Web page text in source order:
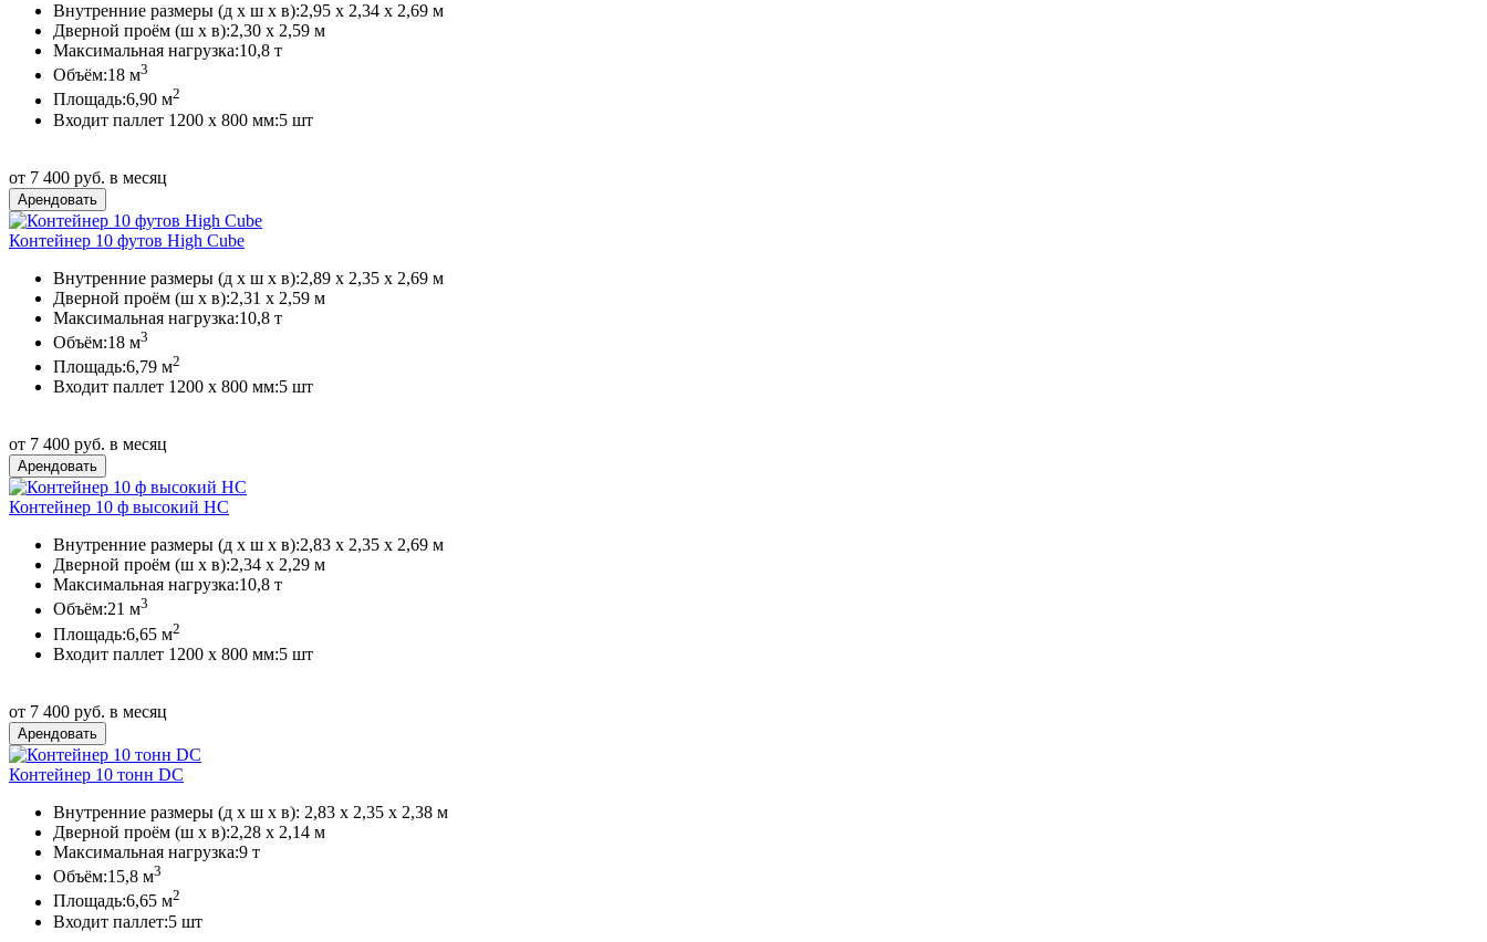
Внутренние размеры (д х ш х в):2,95 х 2,34 х 2,69 м
Дверной проём (ш х в):2,30 х 2,59 м
Максимальная нагрузка:10,8 т
Объём:18 м3
Площадь:6,90 м2
Входит паллет 1200 х 800 мм:5 шт
от 7 400 руб. в месяц
Контейнер 10 футов High Cube
Внутренние размеры (д х ш х в):2,89 х 2,35 х 2,69 м
Дверной проём (ш х в):2,31 х 2,59 м
Максимальная нагрузка:10,8 т
Объём:18 м3
Площадь:6,79 м2
Входит паллет 1200 х 800 мм:5 шт
от 7 400 руб. в месяц
Контейнер 10 ф высокий HC
Внутренние размеры (д х ш х в):2,83 х 2,35 х 2,69 м
Дверной проём (ш х в):2,34 х 2,29 м
Максимальная нагрузка:10,8 т
Объём:21 м3
Площадь:6,65 м2
Входит паллет 1200 х 800 мм:5 шт
от 7 400 руб. в месяц
Контейнер 10 тонн DC
Внутренние размеры (д х ш х в): 2,83 х 2,35 х 2,38 м
Дверной проём (ш х в):2,28 х 2,14 м
Максимальная нагрузка:9 т
Объём:15,8 м3
Площадь:6,65 м2
Входит паллет:5 шт